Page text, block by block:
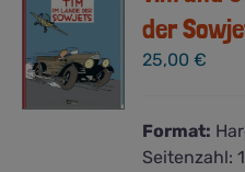
der
25,00€
Format:
Seitenzahl: